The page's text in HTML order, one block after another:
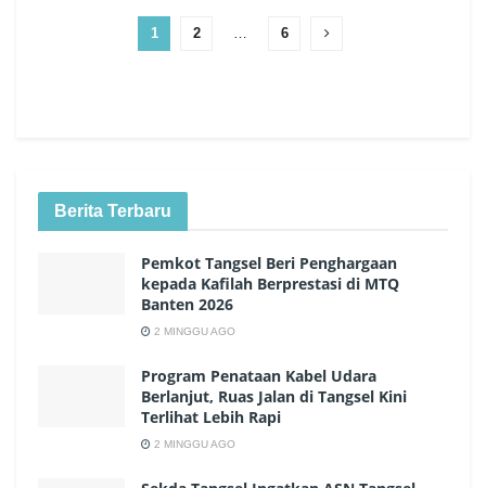
1 2 6
Berita Terbaru
Pemkot Tangsel Beri Penghargaan
kepada Kafilah Berprestasi di MTQ
Banten 2026
2 MINGGU AGO
Program Penataan Kabel Udara
Berlanjut, Ruas Jalan di Tangsel Kini
Terlihat Lebih Rapi
2 MINGGU AGO